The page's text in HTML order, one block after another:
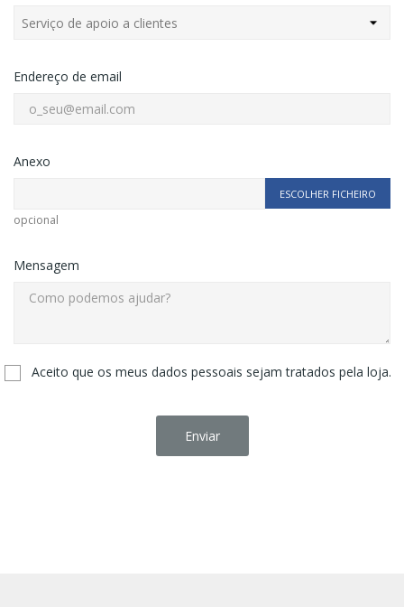
Endereço de email
Anexo
ESCOLHER FICHEIRO
opcional
Mensagem
Aceito que os meus dados pessoais sejam tratados pela loja.